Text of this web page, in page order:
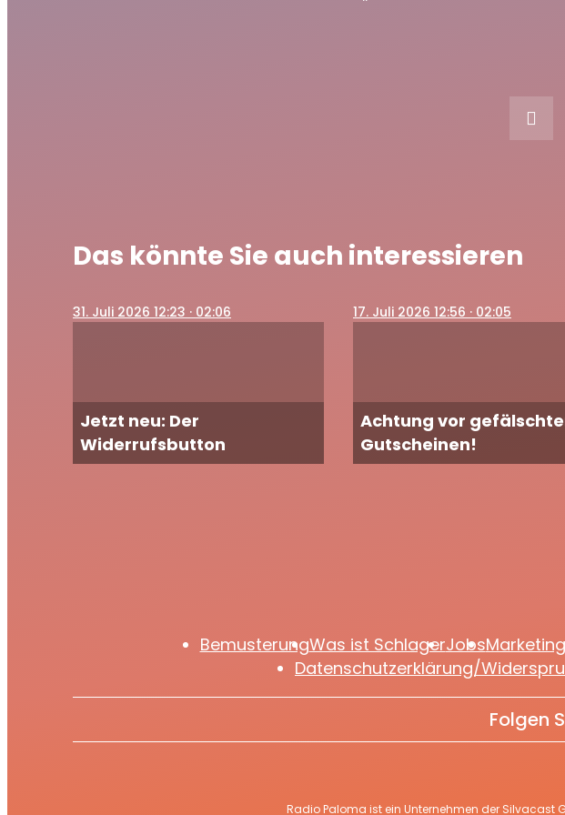
Das könnte Sie auch interessieren
31. Juli 2026 12:23 · 02:06
Jetzt neu: Der
Widerrufsbutton
17. Juli 2026 12:56 · 02:05
Achtung vor
Gutscheinen!
BemusterungWas ist SchlagerJobs
Datenschutzerklärung/
Folgen
Radio Paloma ist ein Unternehmen der Silvacast